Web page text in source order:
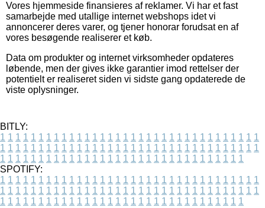
Vores hjemmeside finansieres af reklamer. Vi har et fast
samarbejde med utallige internet webshops idet vi
annoncerer deres varer, og tjener honorar forudsat en af
vores besøgende realiserer et køb.
Data om produkter og internet virksomheder opdateres
løbende, men der gives ikke garantier imod rettelser der
potentielt er realiseret siden vi sidste gang opdaterede de
viste oplysninger.
BITLY:
1 1 1 1 1 1 1 1 1 1 1 1 1 1 1 1 1 1 1 1 1 1 1 1 1 1 1 1 1 1 1 1 1 1
1 1 1 1 1 1 1 1 1 1 1 1 1 1 1 1 1 1 1 1 1 1 1 1 1 1 1 1 1 1 1 1 1 1
1 1 1 1 1 1 1 1 1 1 1 1 1 1 1 1 1 1 1 1 1 1 1 1 1 1 1 1 1 1 1 1
SPOTIFY:
1 1 1 1 1 1 1 1 1 1 1 1 1 1 1 1 1 1 1 1 1 1 1 1 1 1 1 1 1 1 1 1 1 1
1 1 1 1 1 1 1 1 1 1 1 1 1 1 1 1 1 1 1 1 1 1 1 1 1 1 1 1 1 1 1 1 1 1
1 1 1 1 1 1 1 1 1 1 1 1 1 1 1 1 1 1 1 1 1 1 1 1 1 1 1 1 1 1 1 1